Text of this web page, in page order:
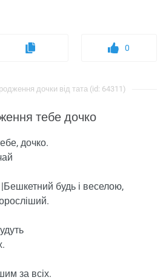
0
дочки від тата (id: 64311)
тебе дочко
дочко.
будь і веселою,
за всіх.